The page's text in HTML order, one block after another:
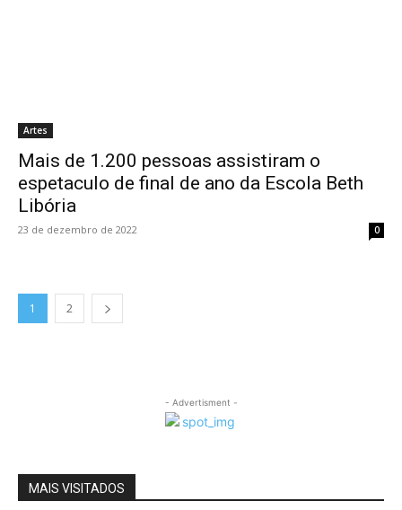
Artes
Mais de 1.200 pessoas assistiram o
espetaculo de final de ano da Escola Beth
Libória
23 de dezembro de 2022 0
1 2
- Advertisment -
MAIS VISITADOS